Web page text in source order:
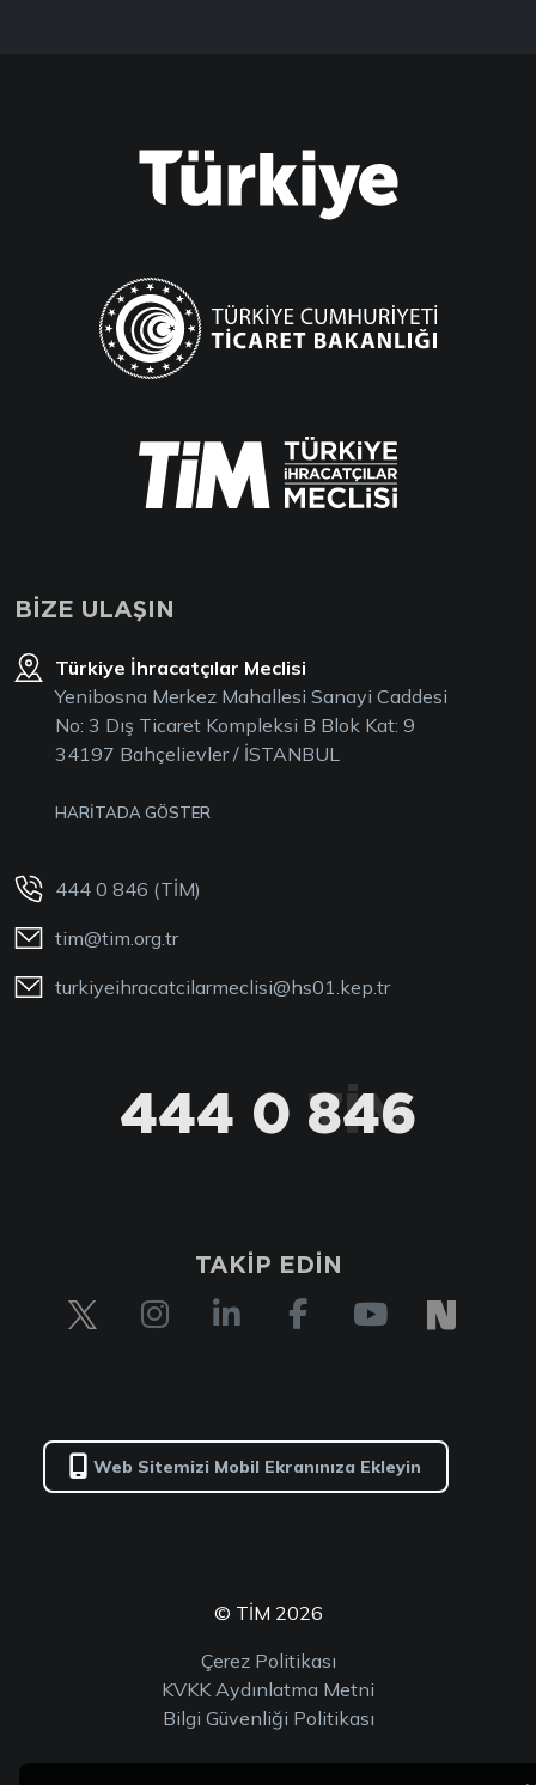
BİZE ULAŞIN
Türkiye İhracatçılar Meclisi
Yenibosna Merkez Mahallesi Sanayi Caddesi
No: 3 Dış Ticaret Kompleksi B Blok Kat: 9
34197 Bahçelievler / İSTANBUL
HARİTADA GÖSTER
444 0 846 (TİM)
tim@tim.org.tr
turkiyeihracatcilarmeclisi@hs01.kep.tr
444 0 846
444 0 TİM
TAKİP EDİN
Web Sitemizi Mobil Ekranınıza Ekleyin
© TİM 2026
Çerez Politikası
KVKK Aydınlatma Metni
Bilgi Güvenliği Politikası